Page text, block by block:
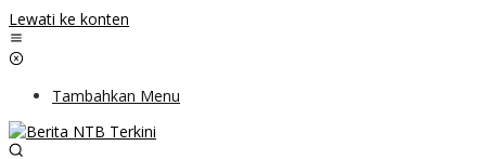
Lewati ke konten
Tambahkan Menu